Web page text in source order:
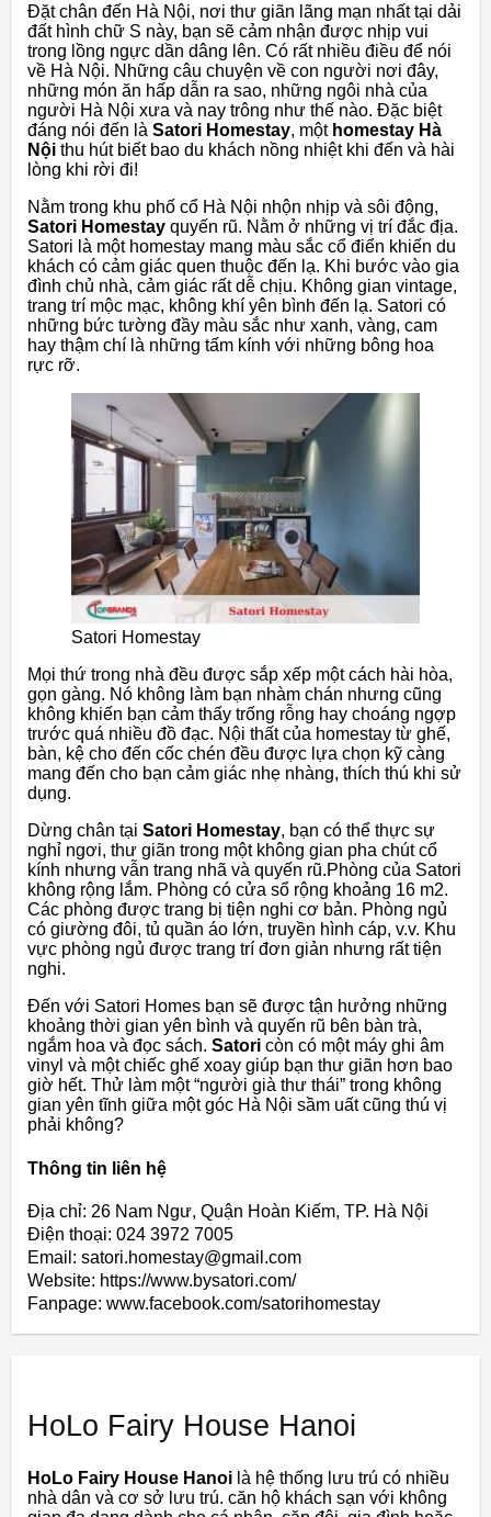
Đặt chân đến Hà Nội, nơi thư giãn lãng mạn nhất tại dải
đất hình chữ S này, bạn sẽ cảm nhận được nhịp vui
trong lồng ngực dần dâng lên. Có rất nhiều điều để nói
về Hà Nội. Những câu chuyện về con người nơi đây,
những món ăn hấp dẫn ra sao, những ngôi nhà của
người Hà Nội xưa và nay trông như thế nào. Đặc biệt
đáng nói đến là Satori Homestay, một homestay Hà
Nội thu hút biết bao du khách nồng nhiệt khi đến và hài
lòng khi rời đi!
Nằm trong khu phố cổ Hà Nội nhộn nhịp và sôi động,
Satori Homestay quyến rũ. Nằm ở những vị trí đắc địa.
Satori là một homestay mang màu sắc cổ điển khiến du
khách có cảm giác quen thuộc đến lạ. Khi bước vào gia
đình chủ nhà, cảm giác rất dễ chịu. Không gian vintage,
trang trí mộc mạc, không khí yên bình đến lạ. Satori có
những bức tường đầy màu sắc như xanh, vàng, cam
hay thậm chí là những tấm kính với những bông hoa
rực rỡ.
Satori Homestay
Mọi thứ trong nhà đều được sắp xếp một cách hài hòa,
gọn gàng. Nó không làm bạn nhàm chán nhưng cũng
không khiến bạn cảm thấy trống rỗng hay choáng ngợp
trước quá nhiều đồ đạc. Nội thất của homestay từ ghế,
bàn, kệ cho đến cốc chén đều được lựa chọn kỹ càng
mang đến cho bạn cảm giác nhẹ nhàng, thích thú khi sử
dụng.
Dừng chân tại Satori Homestay, bạn có thể thực sự
nghỉ ngơi, thư giãn trong một không gian pha chút cổ
kính nhưng vẫn trang nhã và quyến rũ.Phòng của Satori
không rộng lắm. Phòng có cửa sổ rộng khoảng 16 m2.
Các phòng được trang bị tiện nghi cơ bản. Phòng ngủ
có giường đôi, tủ quần áo lớn, truyền hình cáp, v.v. Khu
vực phòng ngủ được trang trí đơn giản nhưng rất tiện
nghi.
Đến với Satori Homes bạn sẽ được tận hưởng những
khoảng thời gian yên bình và quyến rũ bên bàn trà,
ngắm hoa và đọc sách. Satori còn có một máy ghi âm
vinyl và một chiếc ghế xoay giúp bạn thư giãn hơn bao
giờ hết. Thử làm một “người già thư thái” trong không
gian yên tĩnh giữa một góc Hà Nội sầm uất cũng thú vị
phải không?
Thông tin liên hệ
Địa chỉ: 26 Nam Ngư, Quận Hoàn Kiếm, TP. Hà Nội
Điện thoại: 024 3972 7005
Email: satori.homestay@gmail.com
Website: https://www.bysatori.com/
Fanpage: www.facebook.com/satorihomestay
HoLo Fairy House Hanoi
HoLo Fairy House Hanoi là hệ thống lưu trú có nhiều
nhà dân và cơ sở lưu trú. căn hộ khách sạn với không